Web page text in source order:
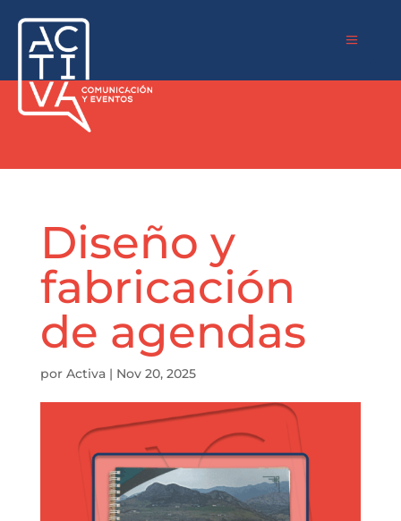
a
Diseño y
fabricación
de agendas
por Activa| Nov 20, 2025